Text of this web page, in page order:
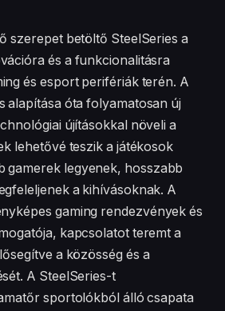
szerepet betöltő SteelSeries a
és a funkcionalitásra
és esport perifériák terén. A
alapítása óta folyamatosan új
újításokkal növeli a
lehetővé teszik a játékosok
gamerek legyenek, hosszabb
a kihívásoknak. A
gaming rendezvények és
kapcsolatot teremt a
a közösség és a
A SteelSeries-t
sportolókból álló csapata